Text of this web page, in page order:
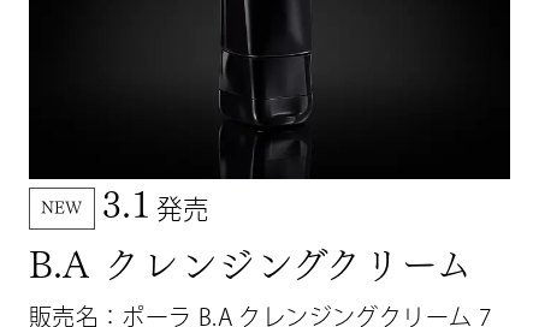
NEW 3.1 発売
B.A クレンジングクリーム
販売名：ポーラ B.A クレンジングクリーム 7